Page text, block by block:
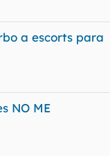
r
a escorts para
NO ME